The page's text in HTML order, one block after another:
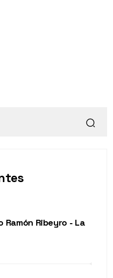
Ribeyro - La